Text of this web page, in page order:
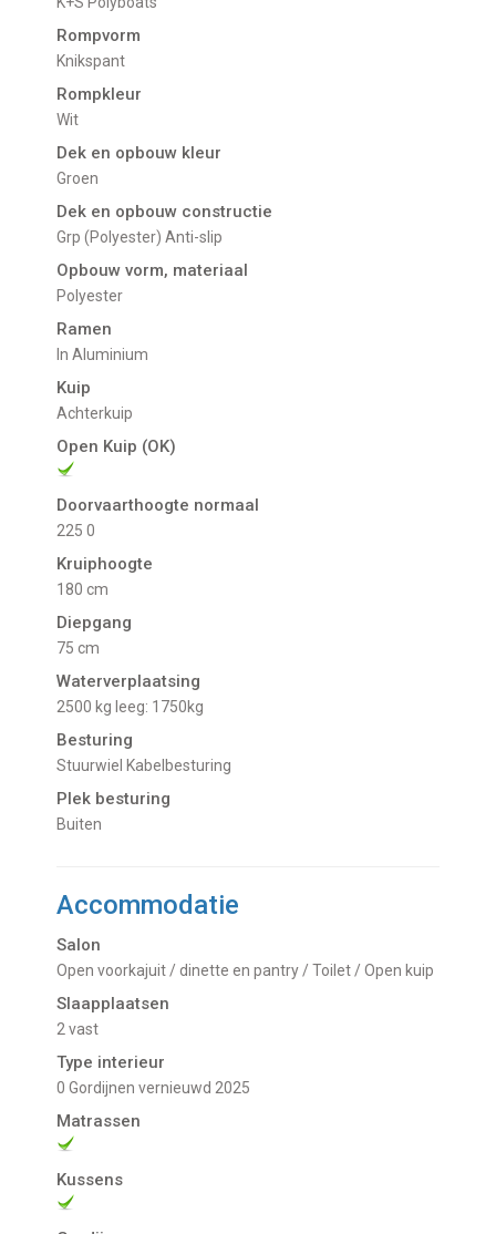
Rompvorm
Knikspant
Rompkleur
Wit
Dek en opbouw kleur
Groen
Dek en opbouw constructie
Grp (Polyester) Anti-slip
Opbouw vorm, materiaal
Polyester
Ramen
in Aluminium
Kuip
Achterkuip
Open Kuip (OK)
Doorvaarthoogte normaal
225 0
Kruiphoogte
180 cm
Diepgang
75 cm
Waterverplaatsing
2500 kg leeg: 1750kg
Besturing
Stuurwiel Kabelbesturing
Plek besturing
Buiten
Accommodatie
Salon
Open voorkajuit / dinette en pantry / Toilet / Open kuip
Slaapplaatsen
2 vast
Type interieur
0 Gordijnen vernieuwd 2025
Matrassen
Kussens